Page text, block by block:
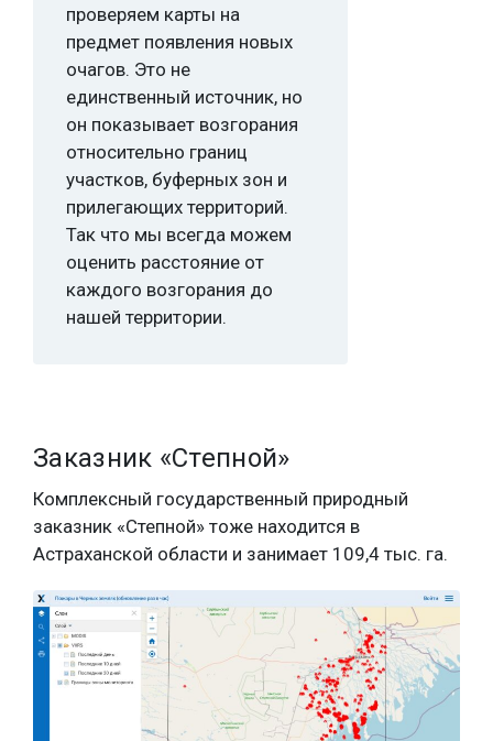
проверяем карты на
предмет появления новых
очагов. Это не
единственный источник, но
он показывает возгорания
относительно границ
участков, буферных зон и
прилегающих территорий.
Так что мы всегда можем
оценить расстояние от
каждого возгорания до
нашей территории.
Заказник «Степной»
Комплексный государственный природный
заказник «Степной» тоже находится в
Астраханской области и занимает 109,4 тыс. га.